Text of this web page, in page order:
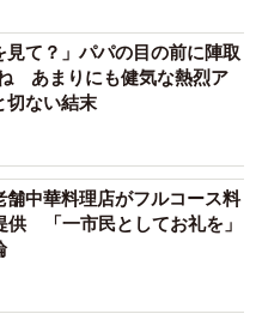
ポートを命題とする補聴
めのノイズキャンセリン
途もまったく異なりま
のおばあちゃんが今回体
的根拠は分かりません」
査を受け、補聴器を作ら
わず、だんだんと使用し
見て？」パパの目の前に陣取
あまりにも健気な熱烈ア
切ない結末
舗中華料理店がフルコース料
供 「一市民としてお礼を」